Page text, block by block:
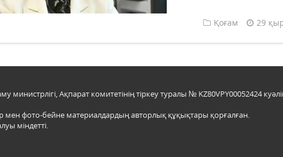
Қоғам 29
Ақпарат комитетінің тіркеу туралы № KZ80VPY00052424
мен фото-бейне материалдардың авторлық құқықтары қорғалған.
міндетті.